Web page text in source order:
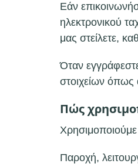
Εάν
ηλεκτρονικού
μας στείλετε,
Όταν
στοιχείων όπως
Πώς
Παροχή,